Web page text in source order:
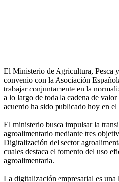
El Ministerio de Agricultura, Pesca
convenio con la Asociación
trabajar conjuntamente en la
a lo largo de toda la cadena de
acuerdo ha sido publicado hoy en
El ministerio busca impulsar la
agroalimentario mediante tres
Digitalización del sector
cuales destaca el fomento del uso
agroalimentaria.
La digitalización empresarial es una